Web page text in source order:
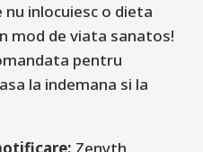
inlocuiesc o dieta
mod de viata sanatos!
pentru
la indemana si la